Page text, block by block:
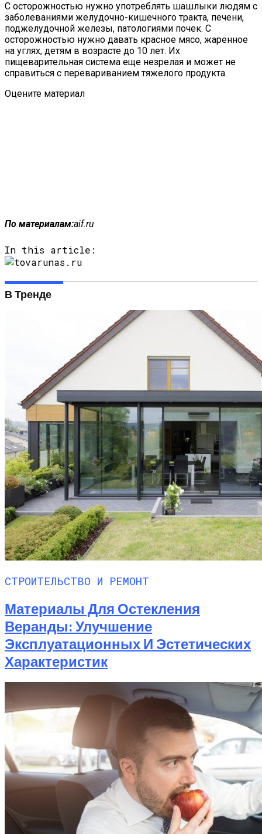
С осторожностью нужно употреблять шашлыки людям с
заболеваниями желудочно-кишечного тракта, печени,
поджелудочной железы, патологиями почек. С
осторожностью нужно давать красное мясо, жаренное
на углях, детям в возрасте до 10 лет. Их
пищеварительная система еще незрелая и может не
справиться с перевариванием тяжелого продукта.
Оцените материал
По материалам:aif.ru
In this article:
В Тренде
СТРОИТЕЛЬСТВО И РЕМОНТ
Материалы Для Остекления
Веранды: Улучшение
Эксплуатационных И Эстетических
Характеристик